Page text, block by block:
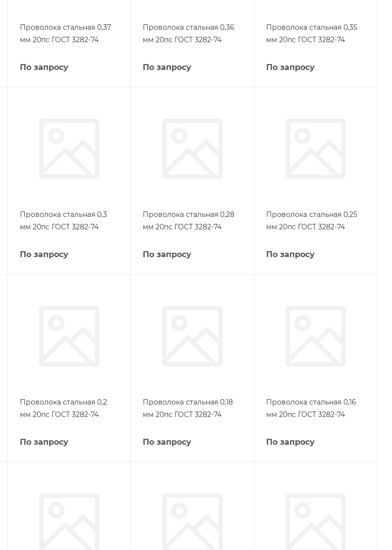
Проволока стальная 0,37
мм 20пс ГОСТ 3282-74
По запросу
Проволока стальная 0,36
мм 20пс ГОСТ 3282-74
По запросу
Проволока стальная 0,35
мм 20пс ГОСТ 3282-74
По запросу
Проволока стальная 0,3
мм 20пс ГОСТ 3282-74
По запросу
Проволока стальная 0,28
мм 20пс ГОСТ 3282-74
По запросу
Проволока стальная 0,25
мм 20пс ГОСТ 3282-74
По запросу
Проволока стальная 0,2
мм 20пс ГОСТ 3282-74
По запросу
Проволока стальная 0,18
мм 20пс ГОСТ 3282-74
По запросу
Проволока стальная 0,16
мм 20пс ГОСТ 3282-74
По запросу